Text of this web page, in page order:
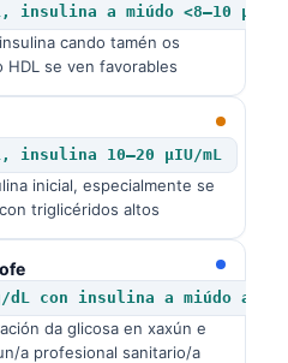
insulina a miúdo <8–10 µIU/
cando tamén os
se ven favorables
insulina 10–20 µIU/mL
inicial, especialmente se
triglicéridos altos
dL con insulina a miúdo alta
da glicosa en xaxún e
a profesional sanitario/a